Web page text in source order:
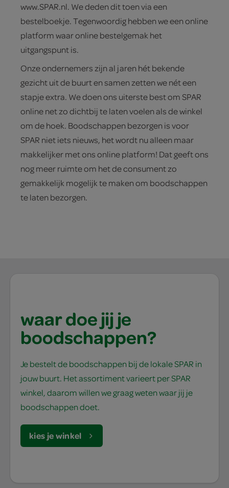
www.SPAR.nl. We deden dit toen via een
bestelboekje. Tegenwoordig hebben we een online
platform waar online bestelgemak het
uitgangspunt is.
Onze ondernemers zijn al jaren hét bekende
gezicht uit de buurt en samen zetten we nét een
stapje extra. We doen ons uiterste best om SPAR
online net zo dichtbij te laten voelen als de winkel
om de hoek. Boodschappen bezorgen is voor
SPAR niet iets nieuws, het wordt nu alleen maar
makkelijker met ons online platform! Dat geeft ons
nog meer ruimte om het de consument zo
gemakkelijk mogelijk te maken om boodschappen
te laten bezorgen.
waar doe jij je
boodschappen?
Je bestelt de boodschappen bij de lokale SPAR in
jouw buurt. Het assortiment varieert per SPAR
winkel, daarom willen we graag weten waar jij je
boodschappen doet.
kies je winkel